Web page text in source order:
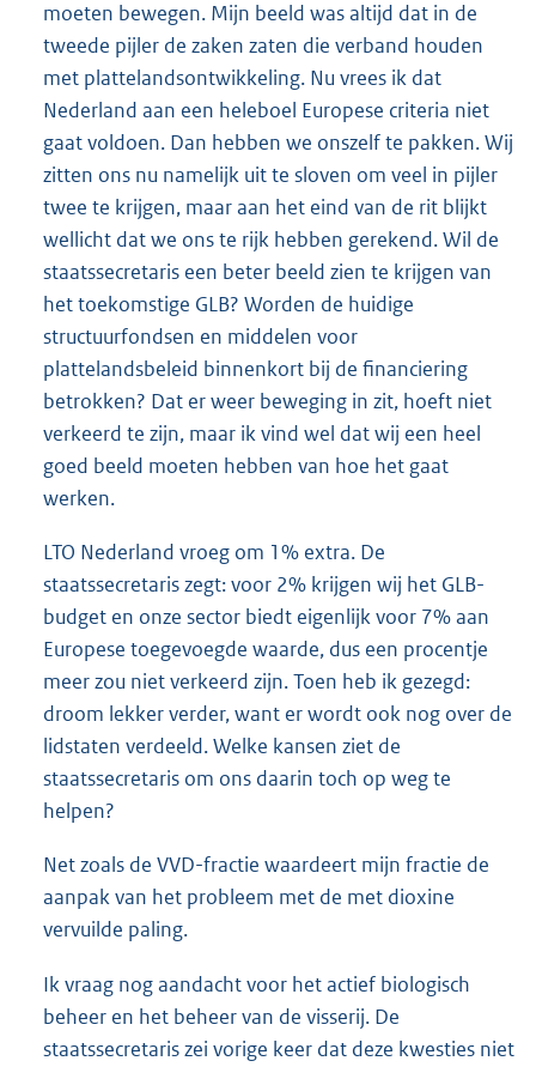
moeten bewegen. Mijn beeld was altijd dat in de
tweede pijler de zaken zaten die verband houden
met plattelandsontwikkeling. Nu vrees ik dat
Nederland aan een heleboel Europese criteria niet
gaat voldoen. Dan hebben we onszelf te pakken. Wij
zitten ons nu namelijk uit te sloven om veel in pijler
twee te krijgen, maar aan het eind van de rit blijkt
wellicht dat we ons te rijk hebben gerekend. Wil de
staatssecretaris een beter beeld zien te krijgen van
het toekomstige GLB? Worden de huidige
structuurfondsen en middelen voor
plattelandsbeleid binnenkort bij de financiering
betrokken? Dat er weer beweging in zit, hoeft niet
verkeerd te zijn, maar ik vind wel dat wij een heel
goed beeld moeten hebben van hoe het gaat
werken.
LTO Nederland vroeg om 1% extra. De
staatssecretaris zegt: voor 2% krijgen wij het GLB-
budget en onze sector biedt eigenlijk voor 7% aan
Europese toegevoegde waarde, dus een procentje
meer zou niet verkeerd zijn. Toen heb ik gezegd:
droom lekker verder, want er wordt ook nog over de
lidstaten verdeeld. Welke kansen ziet de
staatssecretaris om ons daarin toch op weg te
helpen?
Net zoals de VVD-fractie waardeert mijn fractie de
aanpak van het probleem met de met dioxine
vervuilde paling.
Ik vraag nog aandacht voor het actief biologisch
beheer en het beheer van de visserij. De
staatssecretaris zei vorige keer dat deze kwesties niet